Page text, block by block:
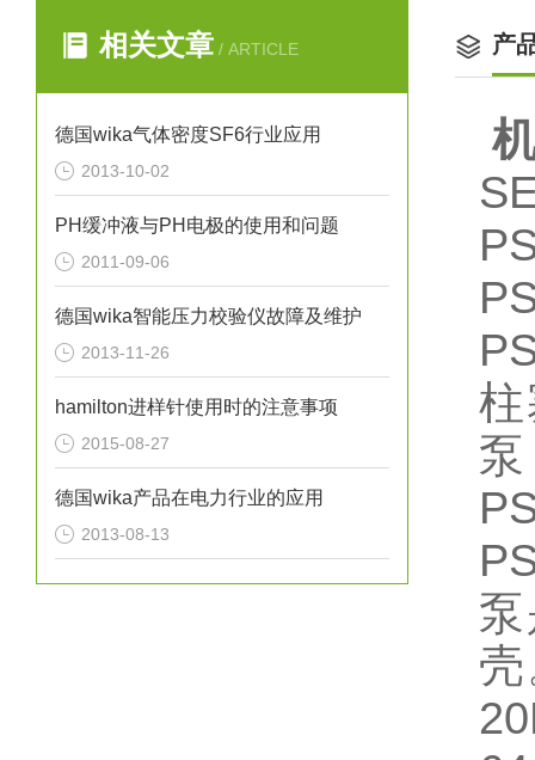
相关文章 / ARTICLE
德国wika气体密度SF6行业应用
2013-10-02
PH缓冲液与PH电极的使用和问题
2011-09-06
德国wika智能压力校验仪故障及维护
2013-11-26
hamilton进样针使用时的注意事项
2015-08-27
德国wika产品在电力行业的应用
2013-08-13
产